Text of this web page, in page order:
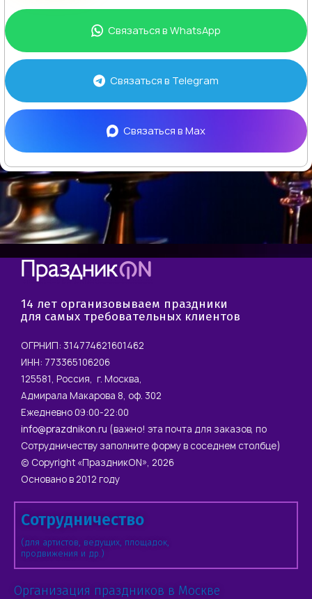
Связаться вWhatsApp
Связаться в Telegram
Связаться вMax
14 лет организовываем праздники
для самых требовательных клиентов
ОГРНИП: 314774621601462
ИНН: 773365106206
125581, Россия, г. Москва,
Адмирала Макарова 8, оф. 302
Ежедневно 09:00-22:00
info@prazdnikon.ru (важно! эта почта для заказов, по
Сотрудничеству заполните форму в соседнем столбце)
© Copyright «ПраздникON», 2026
Основано в 2012 году
Сотрудничество
(для артистов, ведущих, площадок,
продвижения и др.)
Организация праздников в Москве